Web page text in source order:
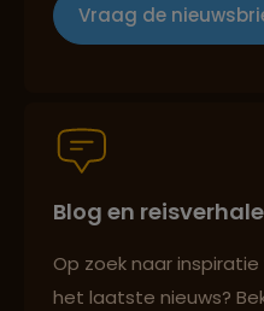
Persoonlijk en
Vraag de
Blog en
Op zoek naar
het laatste nieuws?